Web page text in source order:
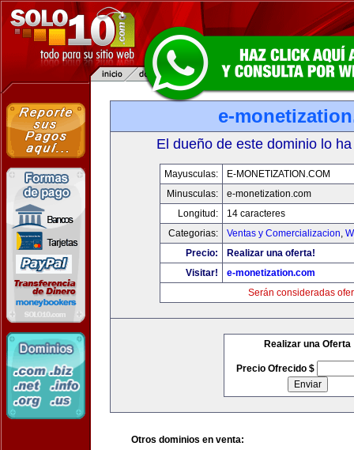
e-
El dueño de este dominio lo
Mayusculas:
E-MONETIZATION.COM
Minusculas:
e-monetization.com
Longitud:
14 caracteres
Categorias:
Ventas y Comercializacion,
Precio:
Realizar una oferta!
Visitar!
e-monetization.com
Serán consideradas
Realizar una Oferta
Precio Ofrecido $
Otros dominios en venta: